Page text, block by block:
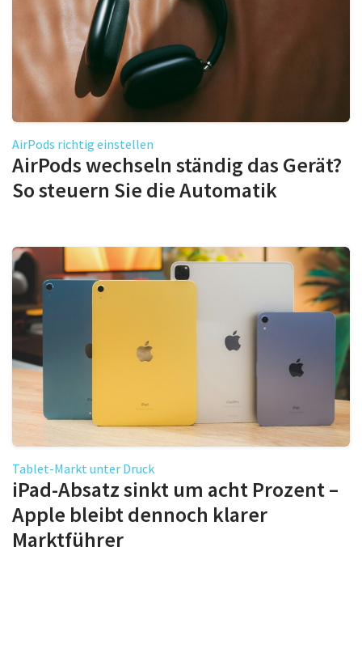
AirPods richtig einstellen
AirPods wechseln ständig das Gerät?
So steuern Sie die Automatik
Tablet-Markt unter Druck
iPad-Absatz sinkt um acht Prozent –
Apple bleibt dennoch klarer
Marktführer